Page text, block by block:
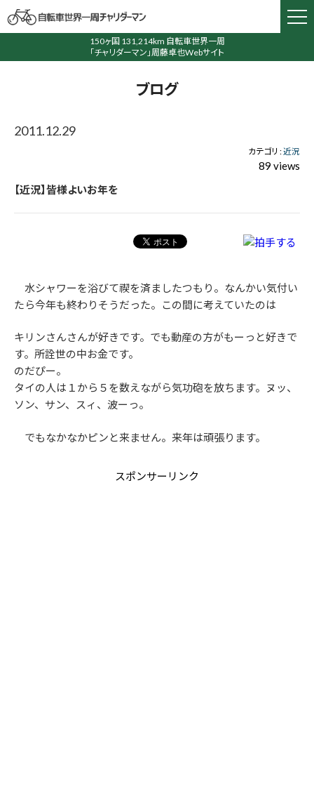
150ヶ国 131,214km 自転車世界一周
「チャリダーマン」周藤卓也Webサイト
ブログ
2011.12.29
カテゴリ :近況
89 views
【近況】皆様よいお年を
水シャワーを浴びて禊を済ましたつもり。なんかい気付い
たら今年も終わりそうだった。この間に考えていたのは
キリンさんさんが好きです。でも動産の方がもーっと好きで
す。所詮世の中お金です。
のだぴー。
タイの人は１から５を数えながら気功砲を放ちます。ヌッ、
ソン、サン、スィ、波ーっ。
でもなかなかピンと来ません。来年は頑張ります。
スポンサーリンク